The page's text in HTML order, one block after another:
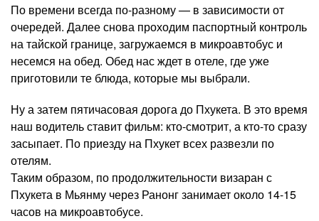
По времени всегда по-разному — в зависимости от
очередей. Далее снова проходим паспортный контроль
на тайской границе, загружаемся в микроавтобус и
несемся на обед. Обед нас ждет в отеле, где уже
приготовили те блюда, которые мы выбрали.
Ну а затем пятичасовая дорога до Пхукета. В это время
наш водитель ставит фильм: кто-смотрит, а кто-то сразу
засыпает. По приезду на Пхукет всех развезли по
отелям.
Таким образом, по продолжительности визаран с
Пхукета в Мьянму через Ранонг занимает около 14-15
часов на микроавтобусе.